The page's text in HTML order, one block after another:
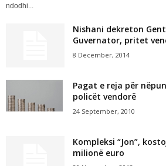
ndodhi...
Nishani dekreton
Guvernator, pritet
8 December, 2014
Pagat e reja për
policët vendorë
24 September, 2010
Kompleksi “Jon”,
milionë euro